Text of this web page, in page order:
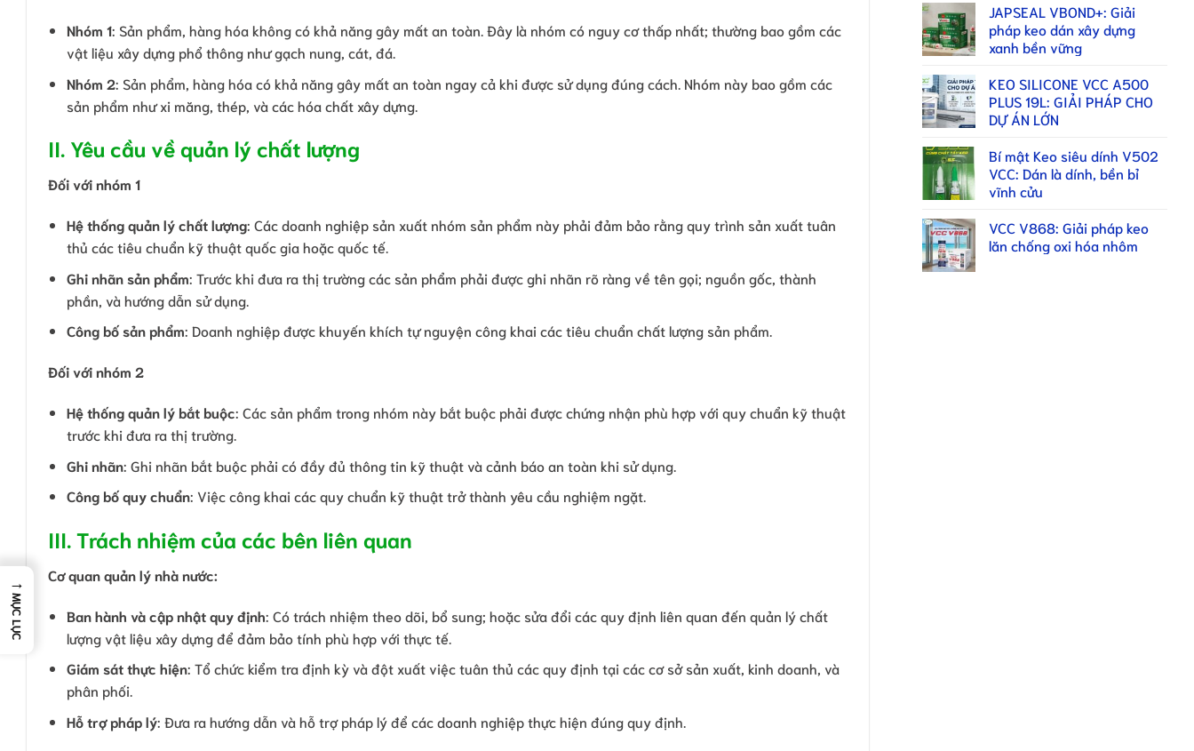
Nhóm 1: Sản phẩm, hàng hóa không có khả năng gây mất an toàn. Đây là nhóm có nguy cơ thấp nhất; thường bao gồm các
vật liệu xây dựng phổ thông như gạch nung, cát, đá.
Nhóm 2: Sản phẩm, hàng hóa có khả năng gây mất an toàn ngay cả khi được sử dụng đúng cách. Nhóm này bao gồm các
sản phẩm như xi măng, thép, và các hóa chất xây dựng.
II. Yêu cầu về quản lý chất lượng
Đối với nhóm 1
Hệ thống quản lý chất lượng: Các doanh nghiệp sản xuất nhóm sản phẩm này phải đảm bảo rằng quy trình sản xuất tuân
thủ các tiêu chuẩn kỹ thuật quốc gia hoặc quốc tế.
Ghi nhãn sản phẩm: Trước khi đưa ra thị trường các sản phẩm phải được ghi nhãn rõ ràng về tên gọi; nguồn gốc, thành
phần, và hướng dẫn sử dụng.
Công bố sản phẩm: Doanh nghiệp được khuyến khích tự nguyện công khai các tiêu chuẩn chất lượng sản phẩm.
Đối với nhóm 2
Hệ thống quản lý bắt buộc: Các sản phẩm trong nhóm này bắt buộc phải được chứng nhận phù hợp với quy chuẩn kỹ thuật
trước khi đưa ra thị trường.
Ghi nhãn: Ghi nhãn bắt buộc phải có đầy đủ thông tin kỹ thuật và cảnh báo an toàn khi sử dụng.
Công bố quy chuẩn: Việc công khai các quy chuẩn kỹ thuật trở thành yêu cầu nghiệm ngặt.
III. Trách nhiệm của các bên liên quan
Cơ quan quản lý nhà nước:
Ban hành và cập nhật quy định: Có trách nhiệm theo dõi, bổ sung; hoặc sửa đổi các quy định liên quan đến quản lý chất
lượng vật liệu xây dựng để đảm bảo tính phù hợp với thực tế.
Giám sát thực hiện: Tổ chức kiểm tra định kỳ và đột xuất việc tuân thủ các quy định tại các cơ sở sản xuất, kinh doanh, và
phân phối.
Hỗ trợ pháp lý: Đưa ra hướng dẫn và hỗ trợ pháp lý để các doanh nghiệp thực hiện đúng quy định.
JAPSEAL VBOND+: Giải
pháp keo dán xây dựng
xanh bền vững
KEO SILICONE VCC A500
PLUS 19L: GIẢI PHÁP CHO
DỰ ÁN LỚN
Bí mật Keo siêu dính V502
VCC: Dán là dính, bền bỉ
vĩnh cửu
VCC V868: Giải pháp keo
lăn chống oxi hóa nhôm
→
MỤC LỤC